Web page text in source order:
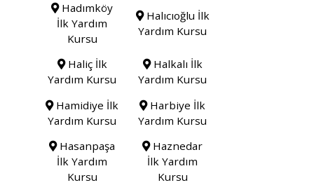
Hadımköy
İlk Yardım
Kursu
Halıcıoğlu İlk
Yardım Kursu
Haliç İlk
Yardım Kursu
Halkalı İlk
Yardım Kursu
Hamidiye İlk
Yardım Kursu
Harbiye İlk
Yardım Kursu
Hasanpaşa
İlk Yardım
Kursu
Haznedar
İlk Yardım
Kursu